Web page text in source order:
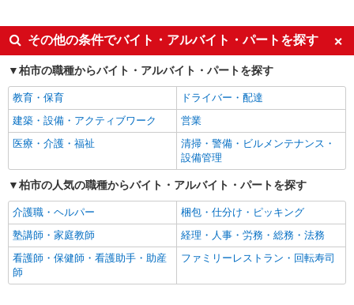
時給1333円（就業先により異なる）
千葉県柏市
詳細を見る
株式会社バイトレ（ADM814358）
アパレル用品のピッキング、検品、仕分業務、
その他付随する業務
時給1333円
キープ 詳細を見る
同じ特徴から柏駅の求人を探す
未経験歓迎
主婦・主夫歓迎
学歴不問
土日祝休み
車通勤OK
扶養内勤務OK
交通費支給
社会保険あり
同じ職種から求人を探す
軽作業・製造・物流
梱包・仕分け・ピッキング
製造・組立・加工
同じ特徴から求人を探す
その他の条件でバイト・アルバイト・パートを探す
柏市の職種からバイト・アルバイト・パートを探す
教育・保育
ドライバー・配達
建築・設備・アクティブワーク
営業
医療・介護・福祉
清掃・警備・ビルメンテナンス・
設備管理
柏市の人気の職種からバイト・アルバイト・パートを探す
介護職・ヘルパー
梱包・仕分け・ピッキング
塾講師・家庭教師
経理・人事・労務・総務・法務
看護師・保健師・看護助手・助産
師
ファミリーレストラン・回転寿司